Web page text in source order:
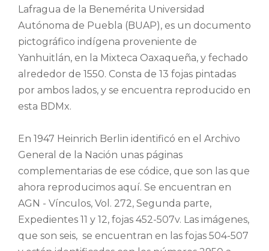
Lafragua de la Benemérita Universidad
Autónoma de Puebla (BUAP), es un documento
pictográfico indígena proveniente de
Yanhuitlán, en la Mixteca Oaxaqueña, y fechado
alrededor de 1550. Consta de 13 fojas pintadas
por ambos lados, y se encuentra reproducido en
esta BDMx.
En 1947 Heinrich Berlin identificó en el Archivo
General de la Nación unas páginas
complementarias de ese códice, que son las que
ahora reproducimos aquí. Se encuentran en
AGN - Vínculos, Vol. 272, Segunda parte,
Expedientes 11 y 12, fojas 452-507v. Las imágenes,
que son seis, se encuentran en las fojas 504-507